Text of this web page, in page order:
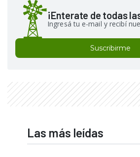
¡Enterate de todas
Ingresá tu e-mail y recibí
Suscribirme
Las más leídas